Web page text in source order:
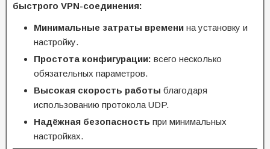
быстрого VPN-соединения:
Минимальные затраты времени на установку и
настройку.
Простота конфигурации: всего несколько
обязательных параметров.
Высокая скорость работы благодаря
использованию протокола UDP.
Надёжная безопасность при минимальных
настройках.